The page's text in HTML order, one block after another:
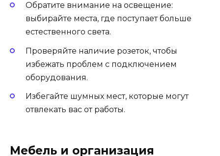
Обратите внимание на освещение:
выбирайте места, где поступает больше
естественного света.
Проверяйте наличие розеток, чтобы
избежать проблем с подключением
оборудования.
Избегайте шумных мест, которые могут
отвлекать вас от работы.
Мебель и организация